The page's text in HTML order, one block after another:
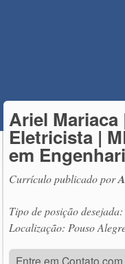
Ariel
Eletricista |
em
Currículo publicado por
Tipo de posição
Localização: Pouso
Entre em Contato